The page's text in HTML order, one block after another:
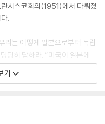
받아 일어났다고?
?
승만인가?
도민을 또 죽였다고?
시스코회의(1951)에서 다뤄졌
.
리는 어떻게 일본으로부터 독립
당히 답하라. “미국이 일본에
, 독립지사들의 가열한 독립운
끼쳤단다. 그래서 우리는 독립
기